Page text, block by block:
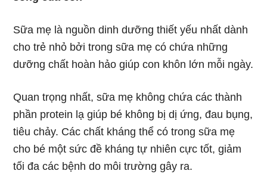
Sữa mẹ là nguồn dinh dưỡng thiết yếu nhất dành
cho trẻ nhỏ bởi trong sữa mẹ có chứa những
dưỡng chất hoàn hảo giúp con khôn lớn mỗi ngày.
Quan trọng nhất, sữa mẹ không chứa các thành
phần protein lạ giúp bé không bị dị ứng, đau bụng,
tiêu chảy. Các chất kháng thể có trong sữa mẹ
cho bé một sức đề kháng tự nhiên cực tốt, giảm
tối đa các bệnh do môi trường gây ra.